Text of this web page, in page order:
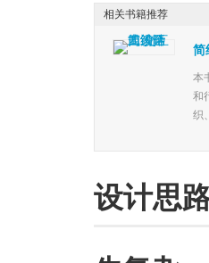
简
本
和
织
相关书籍推荐
设计思